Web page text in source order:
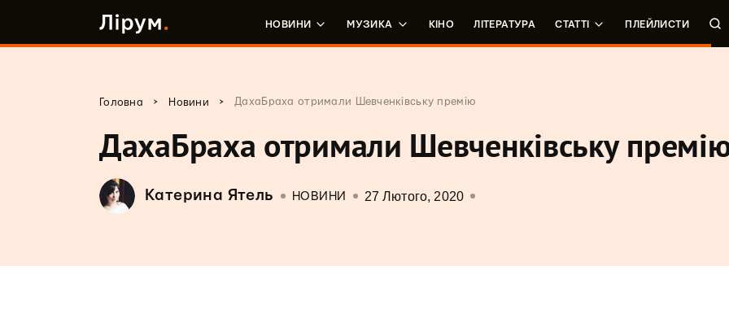
НОВИНИ МУЗИКА КІНО ЛІТЕРАТУРА СТАТТІ ПЛЕЙЛИСТИ
Головна > Новини > ДахаБраха отримали Шевченківську премію
ДахаБраха отримали Шевченківську
Катерина Ятель НОВИНИ 27 Лютого, 2020